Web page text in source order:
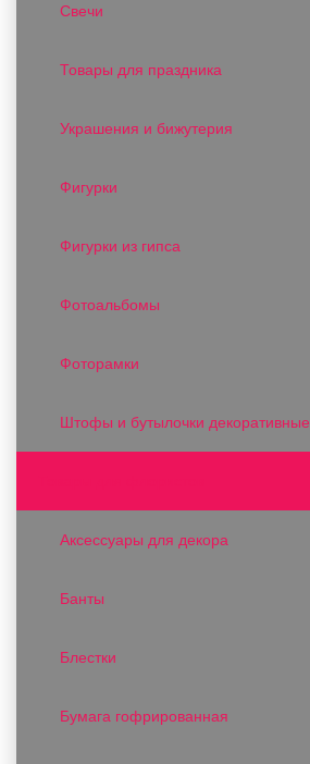
Свечи
Товары для праздника
Украшения и бижутерия
Фигурки
Фигурки из гипса
Фотоальбомы
Фоторамки
Штофы и бутылочки декоративные
Аксессуары для декора
Банты
Блестки
Бумага гофрированная